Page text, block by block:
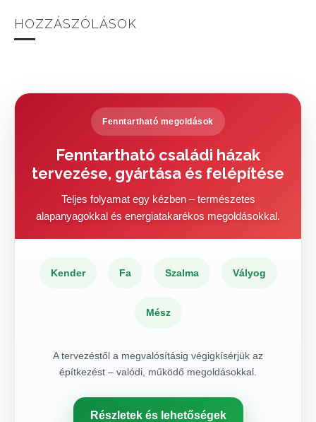
HOZZÁSZÓLÁSOK
Fenntartható megoldások
Fenntartható családi házak
tervezése, gyártása és felépítése
Teljes folyamat egy kézben – természetes
alapanyagokkal és energiatakarékos megoldásokkal.
Kender Fa Szalma Vályog
Mész
A tervezéstől a megvalósításig végigkísérjük az
építkezést – valódi, működő megoldásokkal.
Részletek és lehetőségek